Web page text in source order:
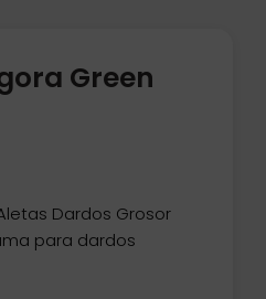
Green
Dardos Grosor
para dardos